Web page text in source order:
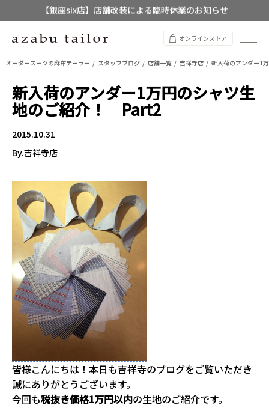
【店舗限定】レディースオーダースーツ
8/12~8/16 夏季休業のお知らせ
オンラインストア
オーダースーツの麻布テーラー スタッフブログ 店舗一覧 吉祥寺店 新入荷のアンダー1
新入荷のアンダー1万円のシャツ生
地のご紹介！ Part2
2015.10.31
By.吉祥寺店
皆様こんにちは！本日も吉祥寺のブログをご覧いただき
誠にありがとうございます。
今回も税抜き価格1万円以内の生地のご紹介です。